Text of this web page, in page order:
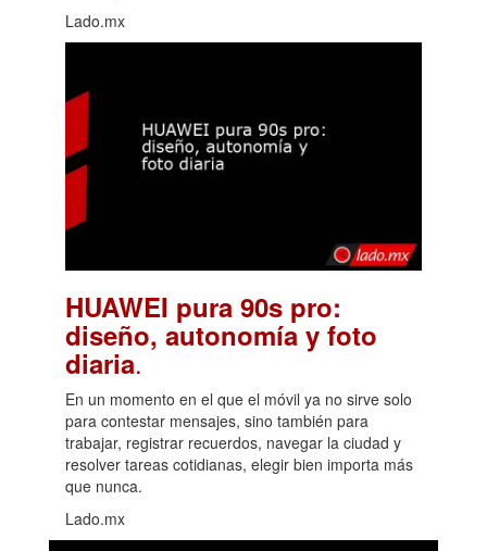
Lado.mx
HUAWEI pura 90s pro:
diseño, autonomía y foto
diaria.
En un momento en el que el móvil ya no sirve solo
para contestar mensajes, sino también para
trabajar, registrar recuerdos, navegar la ciudad y
resolver tareas cotidianas, elegir bien importa más
que nunca.
Lado.mx